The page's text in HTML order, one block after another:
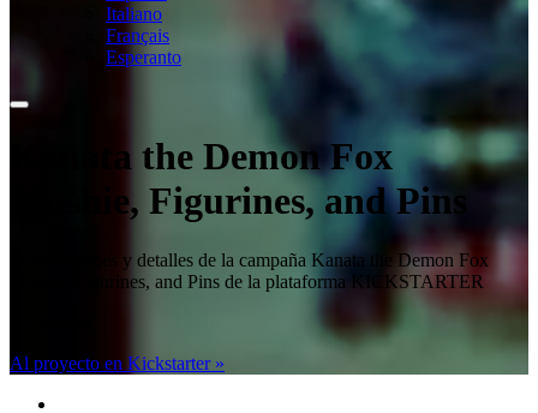
Italiano
Français
Esperanto
Kanata the Demon Fox
Plushie, Figurines, and Pins
Informaciones y detalles de la campaña Kanata the Demon Fox
Plushie, Figurines, and Pins de la plataforma KICKSTARTER
Al proyecto en Kickstarter »